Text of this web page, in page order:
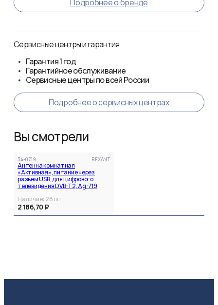
Подробнее о бренде
Сервисные центры и гарантия
Гарантия1 год
Гарантийное обслуживание
Сервисные центры по всей России
Подробнее о сервисных центрах
Вы смотрели
34-0719 REXANT
Антенна комнатная
«Активная», питание через
разъем USB, для цифрового
телевидения DVB-T2, Ag-719
Наличие: 28 шт.
2 186,70 ₽